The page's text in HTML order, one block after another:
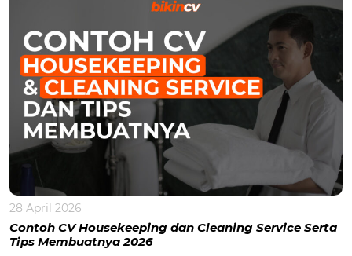
28 April 2026
Contoh CV Housekeeping dan Cleaning Service Serta
Tips Membuatnya 2026